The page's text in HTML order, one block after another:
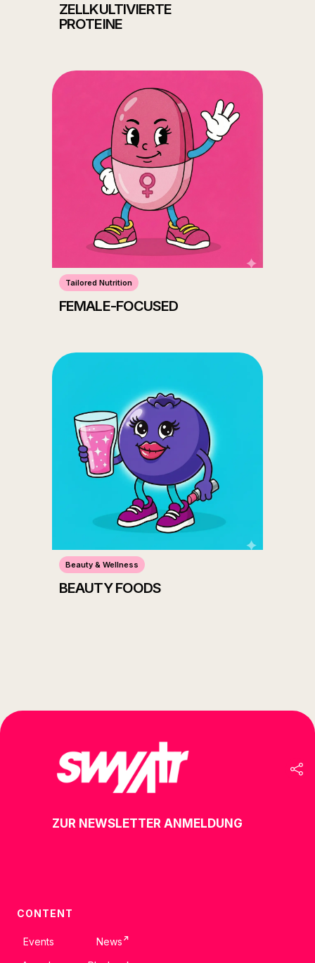
ZELLKULTIVIERTE
PROTEINE
Tailored Nutrition
FEMALE-FOCUSED
Beauty & Wellness
BEAUTY FOODS
ZUR NEWSLETTER ANMELDUNG
CONTENT
Events
News ↗